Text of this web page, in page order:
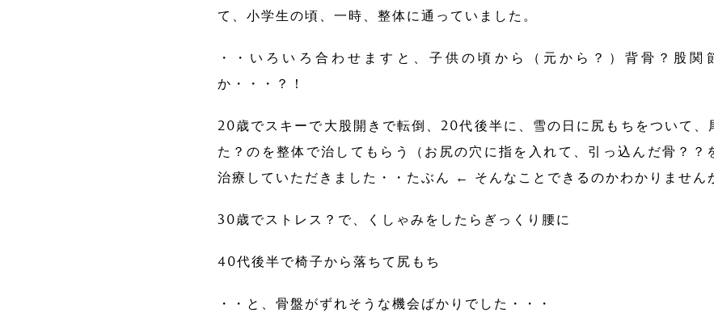
て、小学生の頃、一時、整体に通っていました。
・・いろいろ合わせますと、子供の頃から（元から？）背骨？股関
か・・・？！
20歳でスキーで大股開きで転倒、20代後半に、雪の日に尻もちをついて、
た？のを整体で治してもらう（お尻の穴に指を入れて、引っ込んだ骨？？
治療していただきました・・たぶん ← そんなことできるのかわかりません
30歳でストレス？で、くしゃみをしたらぎっくり腰に
40代後半で椅子から落ちて尻もち
・・と、骨盤がずれそうな機会ばかりでした・・・